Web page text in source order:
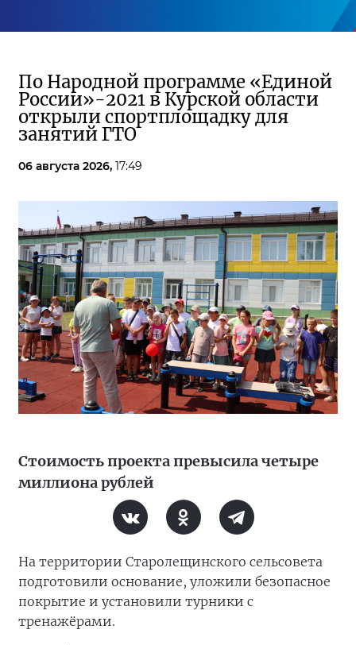
По Народной программе «Единой
России»-2021 в Курской области
открыли спортплощадку для
занятий ГТО
06 августа 2026, 17:49
Стоимость проекта превысила четыре
миллиона рублей
На территории Старолещинского сельсовета
подготовили основание, уложили безопасное
покрытие и установили турники с
тренажёрами.